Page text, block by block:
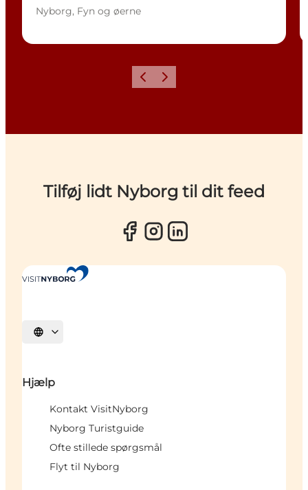
Nyborg, Fyn og øerne
ForrigeNæste
Tilføj lidt Nyborg til dit feed
Vælg sprog
Hjælp
Kontakt VisitNyborg
Nyborg Turistguide
Ofte stillede spørgsmål
Flyt til Nyborg